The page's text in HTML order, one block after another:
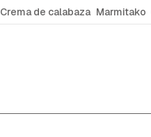
Crema de calabaza Marmitako